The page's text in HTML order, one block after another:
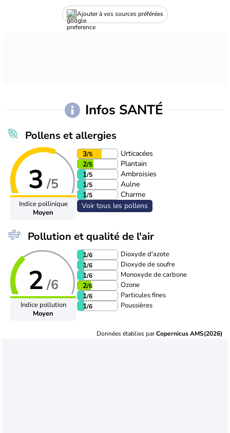
Ajouter à vos sources préférées
Infos SANTÉ
Pollens et allergies
3 /5
Indice pollinique
Moyen
3/5
Urticacées
2/5
Plantain
1/5
Ambroisies
1/5
Aulne
1/5
Charme
Voir tous les pollens
Pollution et qualité de l'air
2 /6
Indice pollution
Moyen
1/6 Dioxyde d'azote
1/6 Dioxyde de soufre
1/6 Monoxyde de carbone
2/6 Ozone
1/6 Particules fines
1/6 Poussières
Données établies parCopernicus AMS(2026)